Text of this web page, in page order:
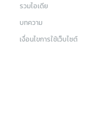
รวมไอเดีย
บทความ
เงื่อนไขการใช้เว็บไซต์